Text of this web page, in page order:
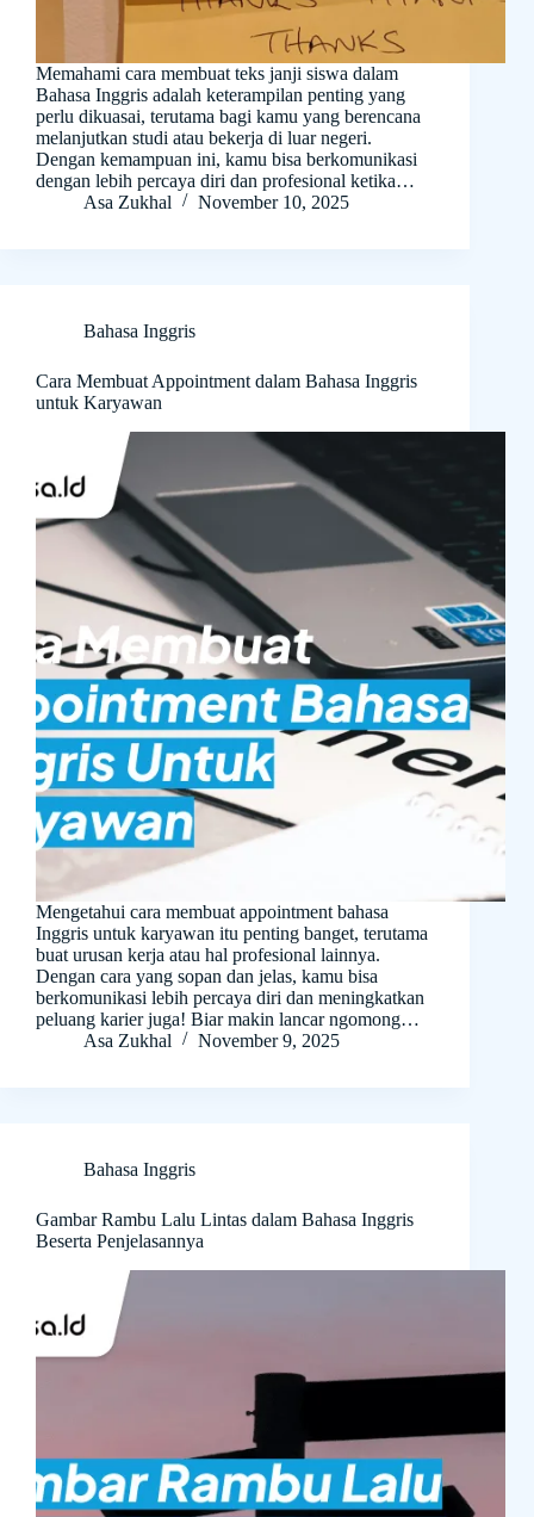
Memahami cara membuat teks janji siswa dalam
Bahasa Inggris adalah keterampilan penting yang
perlu dikuasai, terutama bagi kamu yang berencana
melanjutkan studi atau bekerja di luar negeri.
Dengan kemampuan ini, kamu bisa berkomunikasi
dengan lebih percaya diri dan profesional ketika…
Asa Zukhal
November 10, 2025
Bahasa Inggris
Cara Membuat Appointment dalam Bahasa Inggris
untuk Karyawan
Mengetahui cara membuat appointment bahasa
Inggris untuk karyawan itu penting banget, terutama
buat urusan kerja atau hal profesional lainnya.
Dengan cara yang sopan dan jelas, kamu bisa
berkomunikasi lebih percaya diri dan meningkatkan
peluang karier juga! Biar makin lancar ngomong…
Asa Zukhal
November 9, 2025
Bahasa Inggris
Gambar Rambu Lalu Lintas dalam Bahasa Inggris
Beserta Penjelasannya